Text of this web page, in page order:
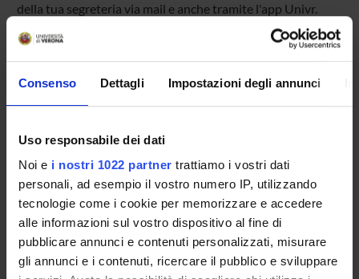
Consenso Dettagli Impostazioni degli annunci
Uso responsabile dei dati
Noi e i nostri 1022 partner trattiamo i vostri dati
personali, ad esempio il vostro numero IP, utilizzando
tecnologie come i cookie per memorizzare e accedere
alle informazioni sul vostro dispositivo al fine di
pubblicare annunci e contenuti personalizzati, misurare
gli annunci e i contenuti, ricercare il pubblico e sviluppare
della tua segreteria via mail e anche tramite l'app Univr.
MYUNIVR
Come iscriversi
Preparati con Univr
Conoscenze iniziali - Saperi Minimi (OFA)
Insegnamenti
Calendario didattico
Orario lezioni
Piani didattici